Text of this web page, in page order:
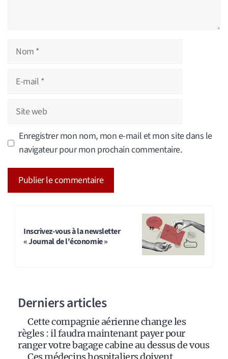
Nom
Site
Enregistrer mon nom, mon e-mail et mon site dans le
navigateur pour mon prochain commentaire.
Inscrivez-vous à la newsletter
« Journal de l'économie »
Derniers articles
Cette compagnie aérienne change les
règles : il faudra maintenant payer pour
ranger votre bagage cabine au dessus de vous